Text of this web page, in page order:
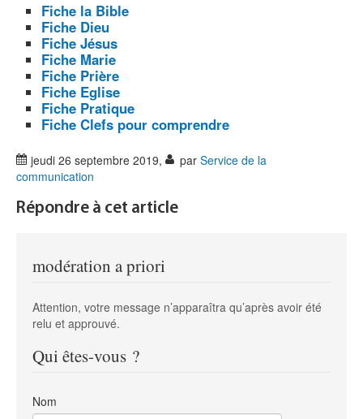
Fiche la Bible
Fiche Dieu
Fiche Jésus
Fiche Marie
Fiche Prière
Fiche Eglise
Fiche Pratique
Fiche Clefs pour comprendre
jeudi 26 septembre 2019, par Service de la
communication
Répondre à cet article
modération a priori
Attention, votre message n’apparaîtra qu’après avoir été
relu et approuvé.
Qui êtes-vous ?
Nom